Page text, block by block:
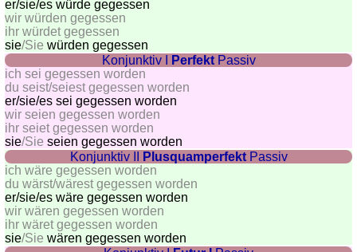
drapeaux,
blasons,
monnaie
Quiz
de
villes
et
pays
Plus
de
jeux
Entraineur
de
mémoire
Entraineur
er/sie/es würde gegessen
wir würden gegessen
ihr würdet gegessen
sie/Sie würden gegessen
Konjunktiv I
PerfektPassiv
ich sei gegessen worden
du seist/seiest gegessen worden
er/sie/es sei gegessen worden
wir seien gegessen worden
ihr seiet gegessen worden
sie/Sie seien gegessen worden
Konjunktiv II
PlusquamperfektPassiv
ich wäre gegessen worden
du wärst/wärest gegessen worden
er/sie/es wäre gegessen worden
wir wären gegessen worden
ihr wäret gegessen worden
sie/Sie wären gegessen worden